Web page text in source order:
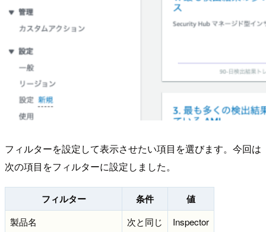
フィルターを設定して表示させたい項目を選びます。今回は
次の項目をフィルターに設定しました。
フィルター 条件 値
製品名 次と同じ
Inspector